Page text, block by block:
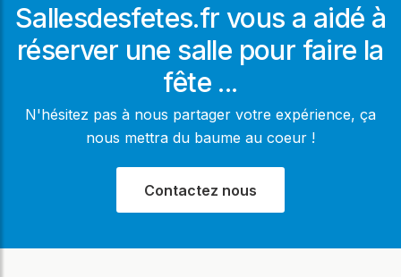
Sallesdesfetes.fr vous a aidé à
réserver une salle pour faire la
fête ...
N'hésitez pas à nous partager votre expérience, ça
nous mettra du baume au coeur !
Contactez nous